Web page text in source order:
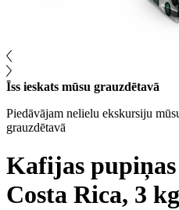
Īss ieskats mūsu grauzdētavā
Piedāvājam nelielu ekskursiju
grauzdētavā
Kafijas
Costa Rica, 3 kg